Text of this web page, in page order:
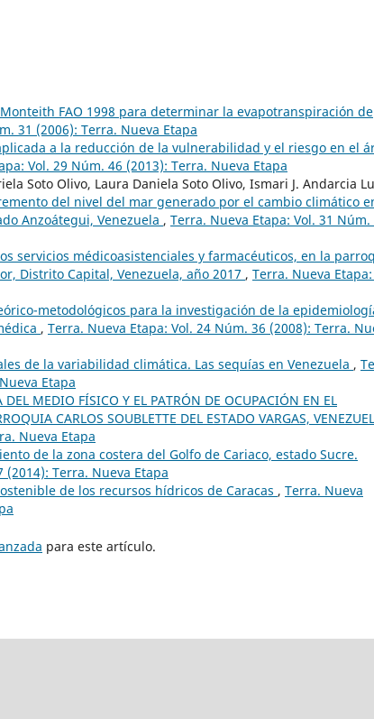
FAO 1998 para determinar la evapotranspiración de
31 (2006): Terra. Nueva Etapa
a la reducción de la vulnerabilidad y el riesgo en el
Vol. 29 Núm. 46 (2013): Terra. Nueva Etapa
Soto Olivo, Laura Daniela Soto Olivo, Ismari J. Andarcia
del nivel del mar generado por el cambio climático
Anzoátegui, Venezuela , Terra. Nueva Etapa: Vol. 31 Núm.
servicios médicoasistenciales y farmacéuticos, en la
Distrito Capital, Venezuela, año 2017 , Terra. Nueva
metodológicos para la investigación de la
, Terra. Nueva Etapa: Vol. 24 Núm. 36 (2008): Terra.
de la variabilidad climática. Las sequías en Venezuela ,
Etapa
MEDIO FÍSICO Y EL PATRÓN DE OCUPACIÓN EN EL
CARLOS SOUBLETTE DEL ESTADO VARGAS,
Nueva Etapa
de la zona costera del Golfo de Cariaco, estado Sucre.
(2014): Terra. Nueva Etapa
de los recursos hídricos de Caracas , Terra. Nueva
para este artículo.